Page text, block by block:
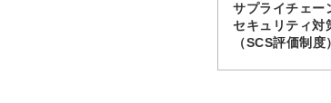
サプライチェー
セキュリティ対
（SCS評価制度